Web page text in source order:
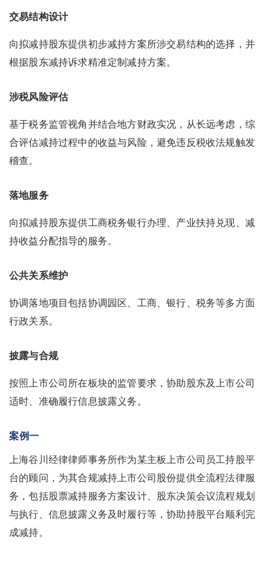
交易结构设计
向拟减持股东提供初步减持方案所涉交易结构的选择，并
根据股东减持诉求精准定制减持方案。
涉税风险评估
基于税务监管视角并结合地方财政实况，从长远考虑，综
合评估减持过程中的收益与风险，避免违反税收法规触发
稽查。
落地服务
向拟减持股东提供工商税务银行办理、产业扶持兑现、减
持收益分配指导的服务。
公共关系维护
协调落地项目包括协调园区、工商、银行、税务等多方面
行政关系。
披露与合规
按照上市公司所在板块的监管要求，协助股东及上市公司
适时、准确履行信息披露义务。
案例一
上海谷川经律律师事务所作为某主板上市公司员工持股平
台的顾问，为其合规减持上市公司股份提供全流程法律服
务，包括股票减持服务方案设计、股东决策会议流程规划
与执行、信息披露义务及时履行等，协助持股平台顺利完
成减持。